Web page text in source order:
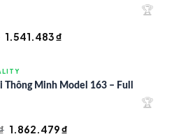
Giá
là:
1.948.107 ₫.
1.541.483₫
là:
🏆
Thông Minh Model 163 – Full
Giá
1.862.479₫
🏆